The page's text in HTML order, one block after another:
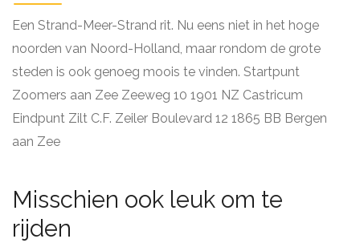
Een Strand-Meer-Strand rit. Nu eens niet in het hoge
noorden van Noord-Holland, maar rondom de grote
steden is ook genoeg moois te vinden. Startpunt
Zoomers aan Zee Zeeweg 10 1901 NZ Castricum
Eindpunt Zilt C.F. Zeiler Boulevard 12 1865 BB Bergen
aan Zee
Misschien ook leuk om te
rijden